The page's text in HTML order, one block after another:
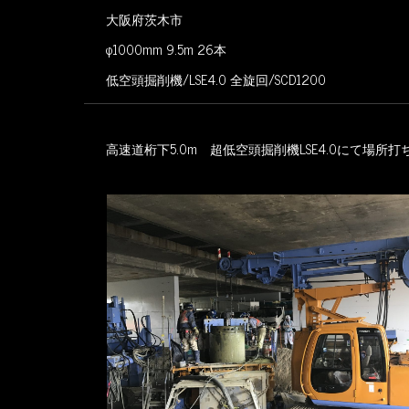
大阪府茨木市
φ1000mm 9.5m 26本
低空頭掘削機/LSE4.0 全旋回/SCD1200
高速道桁下5.0m 超低空頭掘削機LSE4.0にて場所打